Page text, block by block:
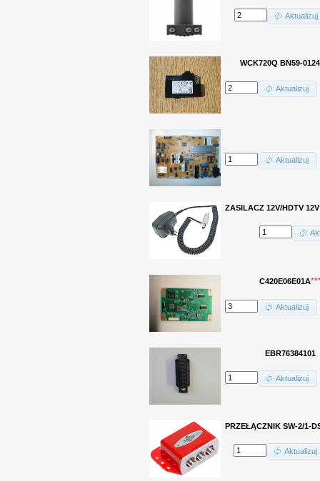
Aktualizuj
WCK720Q BN59-
Aktualizuj
Aktualizuj
ZASILACZ 12V/HDTV
C420E06E01A
Aktualizuj
EBR76384101
Aktualizuj
PRZEŁĄCZNIK SW-2/1-
Aktualizuj